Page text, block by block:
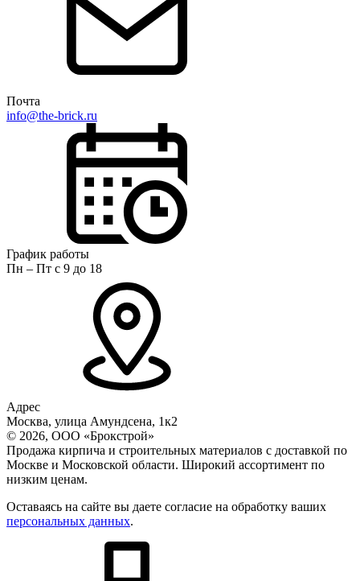
Почта
info@the-brick.ru
График работы
Пн – Пт с 9 до 18
Адрес
Москва, улица Амундсена, 1к2
© 2026, ООО «Брокстрой»
Продажа кирпича и строительных материалов с доставкой по
Москве и Московской области. Широкий ассортимент по
низким ценам.
Оставаясь на сайте вы даете согласие на обработку ваших
персональных данных.